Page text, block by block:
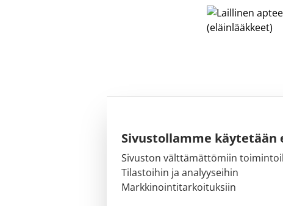
Sivustollamme käytetään
Sivuston välttämättömiin
Tilastoihin ja analyyseihin
Markkinointitarkoituksiin